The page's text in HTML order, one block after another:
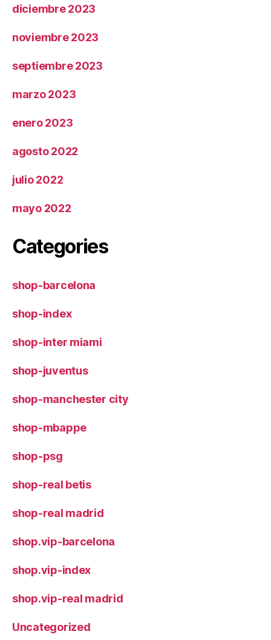
diciembre 2023
noviembre 2023
septiembre 2023
marzo 2023
enero 2023
agosto 2022
julio 2022
mayo 2022
Categories
shop-barcelona
shop-index
shop-inter miami
shop-juventus
shop-manchester city
shop-mbappe
shop-psg
shop-real betis
shop-real madrid
shop.vip-barcelona
shop.vip-index
shop.vip-real madrid
Uncategorized